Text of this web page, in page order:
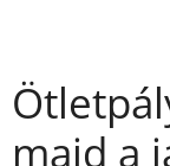
majd a